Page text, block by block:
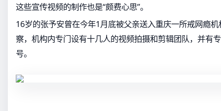
这些宣传视频的制作也是“颇费心思”。
16岁的张予安曾在今年1月底被父亲送入重庆一所戒网瘾
察，机构内专门设有十几人的视频拍摄和剪辑团队，并有
号。